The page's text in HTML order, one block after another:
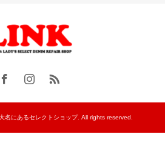
名にあるセレクトショップ. All rights reserved.